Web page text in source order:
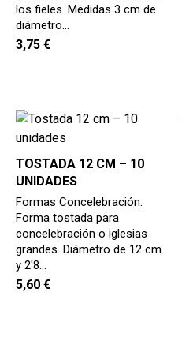
los fieles. Medidas 3 cm de
diámetro…
3,75 €
TOSTADA 12 CM – 10
UNIDADES
Formas Concelebración.
Forma tostada para
concelebración o iglesias
grandes. Diámetro de 12 cm
y 2'8…
5,60 €